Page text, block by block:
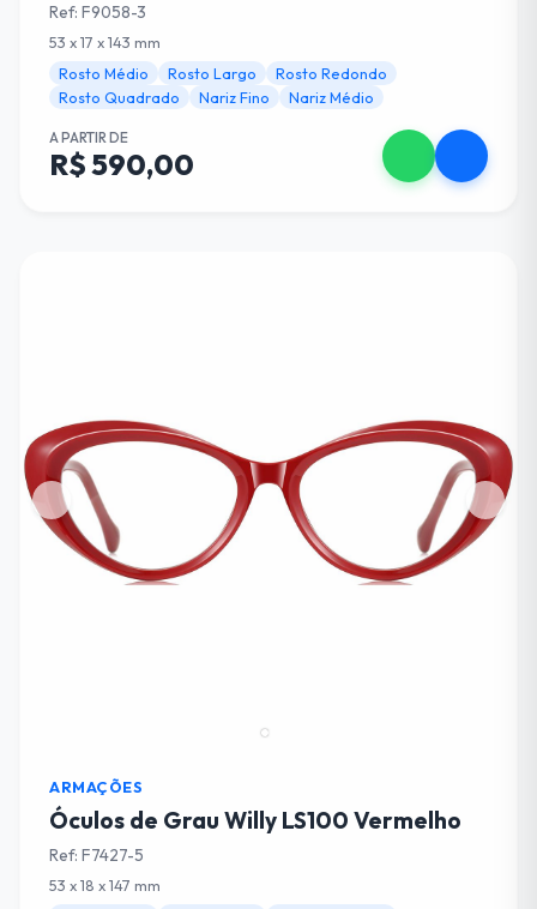
Ref: F9058-3
53 x 17 x 143 mm
Rosto Médio
Rosto Largo
Rosto Redondo
Rosto Quadrado
Nariz Fino Nariz Médio
A PARTIR DE
R$ 590,00
ARMAÇÕES
Óculos de Grau Willy LS100 Vermelho
Ref: F7427-5
53 x 18 x 147 mm